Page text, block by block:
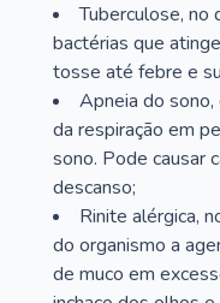
Tuberculose, no
bactérias que
tosse até febre e
Apneia do
da respiração em
sono. Pode causar
descanso;
Rinite alérgica,
do organismo a
de muco em